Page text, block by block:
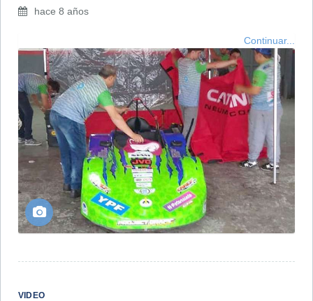
hace 8 años
Continuar...
VIDEO